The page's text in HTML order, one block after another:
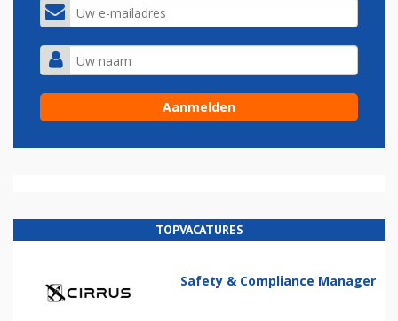
TOPVACATURES
Safety & Compliance Manager